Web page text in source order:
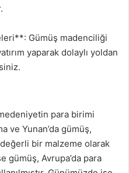
Gümüş madenciliği
yaparak dolaylı yoldan
para birimi
ve Yunan’da gümüş,
bir malzeme olarak
gümüş, Avrupa’da para